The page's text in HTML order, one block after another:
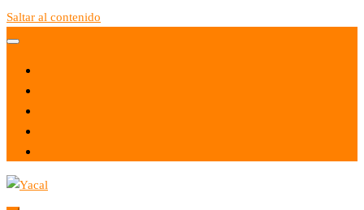
Saltar al contenido